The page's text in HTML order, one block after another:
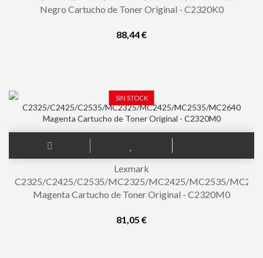
Negro Cartucho de Toner Original - C2320K0
88,44 €
SIN STOCK
Lexmark
C2325/C2425/C2535/MC2325/MC2425/MC2535/
Magenta Cartucho de Toner Original - C2320M0
81,05 €